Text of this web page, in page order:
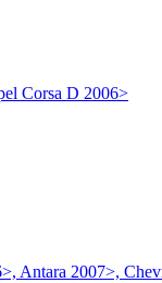
Corsa D 2006>